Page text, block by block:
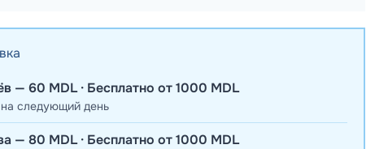
— 60 MDL · Бесплатно от 1000 MDL
следующий день
— 80 MDL · Бесплатно от 1000 MDL